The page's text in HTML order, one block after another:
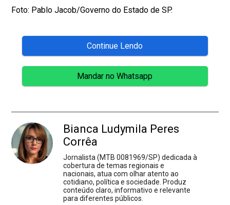
Foto: Pablo Jacob/Governo do Estado de SP.
Continue Lendo
Mandar no Whatsapp
Bianca Ludymila Peres
Corrêa
Jornalista (MTB 0081969/SP) dedicada à
cobertura de temas regionais e
nacionais, atua com olhar atento ao
cotidiano, política e sociedade. Produz
conteúdo claro, informativo e relevante
para diferentes públicos.